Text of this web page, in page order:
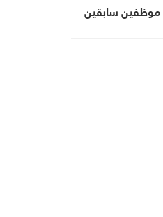
موظفين سابقين